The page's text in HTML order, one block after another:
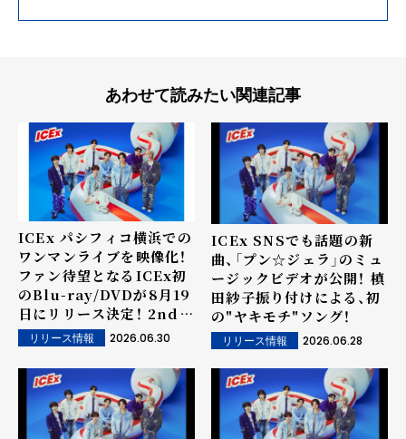
あわせて読みたい関連記事
ICEx パシフィコ横浜での
ワンマンライブを映像化！
ファン待望となるICEx初
のBlu-ray/DVDが8月19
日にリリース決定！ 2ndア
ルバム「FRESH!!」とのW
購入特典も決定！
リリース情報 2026.06.30
ICEx SNSでも話題の新
曲、「プン☆ジェラ」のミュ
ージックビデオが公開！ 槙
田紗子振り付けによる、初
の"ヤキモチ"ソング！
リリース情報 2026.06.28